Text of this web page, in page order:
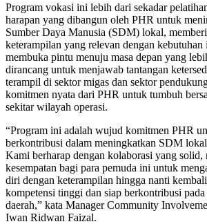
Program vokasi ini lebih dari sekadar
harapan yang dibangun oleh PHR untuk
Sumber Daya Manusia (SDM) lokal,
keterampilan yang relevan dengan kebutuhan
membuka pintu menuju masa depan yang
dirancang untuk menjawab tantangan
terampil di sektor migas dan sektor
komitmen nyata dari PHR untuk tumbuh
sekitar wilayah operasi.
“Program ini adalah wujud komitmen PHR
berkontribusi dalam meningkatkan SDM
Kami berharap dengan kolaborasi yang solid,
kesempatan bagi para pemuda ini untuk
diri dengan keterampilan hingga nanti
kompetensi tinggi dan siap berkontribusi pada
daerah,” kata Manager Community
Iwan Ridwan Faizal.